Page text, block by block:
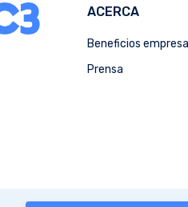
ACERCA
Beneficios
Prensa